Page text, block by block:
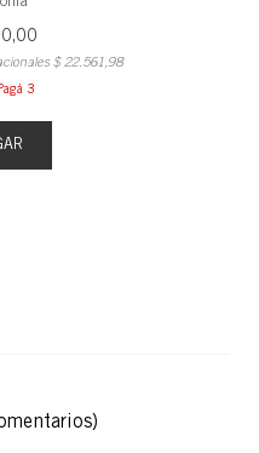
,00
$ 22. 561 98
3